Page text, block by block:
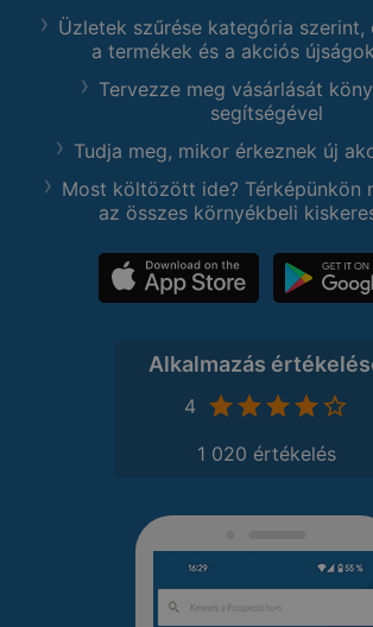
Üzletek szűrése kategória szerint,
a termékek és a akciós
Tervezze meg vásárlását
segítségével
Tudja meg, mikor érkeznek új
Most költözött ide? Térképünkön
az összes környékbeli
Alkalmazás
4
1 020 értékelés